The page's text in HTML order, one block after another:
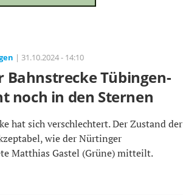
| 31.10.2024 - 14:10
Bahnstrecke Tübingen-
noch in den Sternen
hat sich verschlechtert. Der Zustand der
wie der Nürtinger
Matthias Gastel (Grüne) mitteilt.